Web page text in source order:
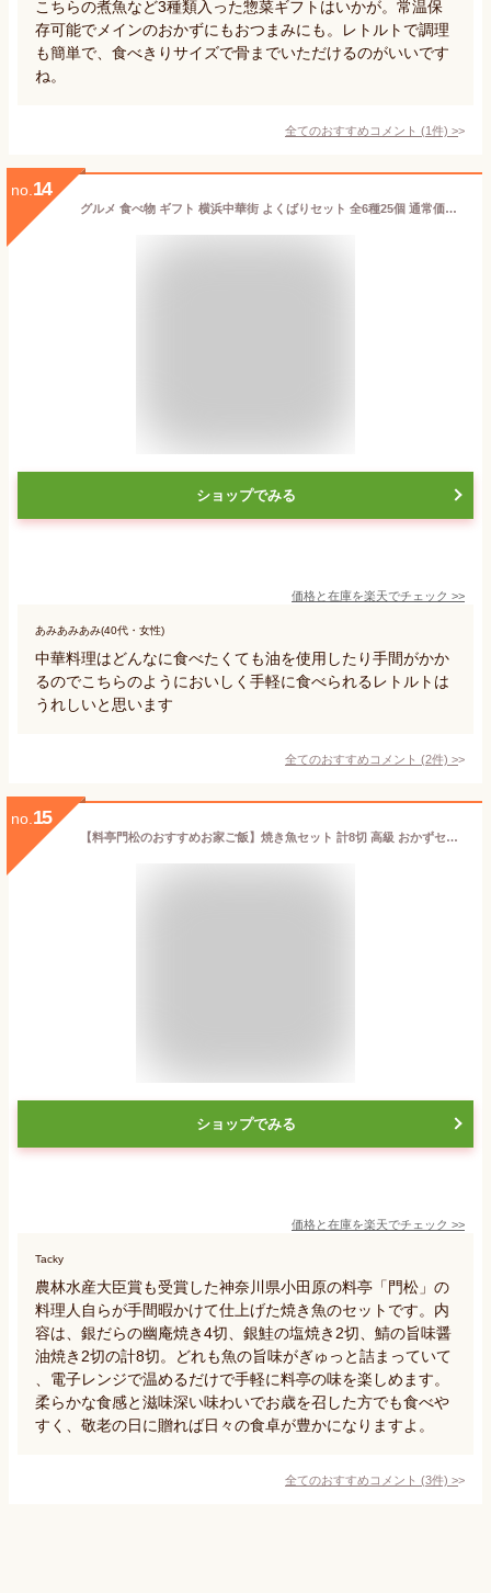
こちらの煮魚など3種類入った惣菜ギフトはいかが。常温保
存可能でメインのおかずにもおつまみにも。レトルトで調理
も簡単で、食べきりサイズで骨までいただけるのがいいです
ね。
全てのおすすめコメント (1件) >
no. 14
グルメ 食べ物 ギフト 横浜中華街 よくばりセット 全6種25個 通常価格4,347円 おかず お惣菜 ギフトセット 絶品 お取り寄せグルメ グルメ詰め合わせ お惣菜セット 中華料理 中華点心 中華総菜 横浜 中華街 のし対応 送料無料 中華セット 点心セット 中華まんじゅう 肉まん
ショップでみる
価格と在庫を楽天でチェック >>
あみあみあみ(40代・女性)
中華料理はどんなに食べたくても油を使用したり手間がかか
るのでこちらのようにおいしく手軽に食べられるレトルトは
うれしいと思います
全てのおすすめコメント (2件) >
no. 15
【料亭門松のおすすめお家ご飯】焼き魚セット 計8切 高級 おかずセット 焼き魚 銀だら 銀鮭 鯖 銀ダラ 焼魚 食品 惣菜 結婚内祝い 出産祝い 出産内祝い ギフト 魚 食べ物 グルメセット 調理済み 電子レンジ 母 父 祖母 祖父 お返し お祝い 詰め合わせ
ショップでみる
価格と在庫を楽天でチェック >>
Tacky
農林水産大臣賞も受賞した神奈川県小田原の料亭「門松」の
料理人自らが手間暇かけて仕上げた焼き魚のセットです。内
容は、銀だらの幽庵焼き4切、銀鮭の塩焼き2切、鯖の旨味醤
油焼き2切の計8切。どれも魚の旨味がぎゅっと詰まっていて
、電子レンジで温めるだけで手軽に料亭の味を楽しめます。
柔らかな食感と滋味深い味わいでお歳を召した方でも食べや
すく、敬老の日に贈れば日々の食卓が豊かになりますよ。
全てのおすすめコメント (3件) >